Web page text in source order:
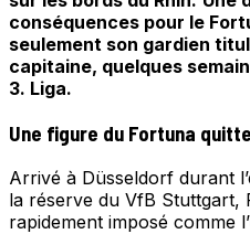
conséquences pour le
seulement son gardien
capitaine, quelques
3. Liga.
Une figure du Fortuna
Arrivé à Düsseldorf durant
la réserve du VfB Stuttgart,
rapidement imposé comme